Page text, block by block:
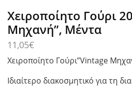
Χειροποίητο Γούρι
Μηχανή”, Μέντα
11,05€
Χειροποίητο Γούρι”Vintage
Ιδιαίτερο διακοσμητικό για τη